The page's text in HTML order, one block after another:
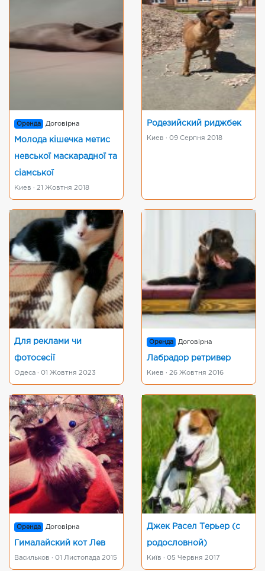
Оренда Договірна
Молода кішечка метис
невської маскарадної та
сіамської
Киев · 21 Жовтня 2018
Родезийский риджбек
Киев · 09 Серпня 2018
Для реклами чи
фотосесії
Одеса · 01 Жовтня 2023
Оренда Договірна
Лабрадор ретривер
Киев · 26 Жовтня 2016
Оренда Договірна
Гималайский кот Лев
Васильков · 01 Листопада 2015
Джек Расел Терьер (с
родословной)
Київ · 05 Червня 2017